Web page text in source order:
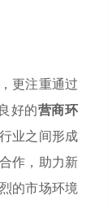
更注重通过
好的营商环
业之间形成
作，助力新
的市场环境